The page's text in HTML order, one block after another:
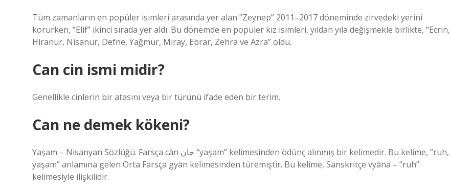
Tüm zamanların en popüler isimleri arasında yer alan “Zeynep” 2011–2017 döneminde zirvedeki yerini
korurken, “Elif” ikinci sırada yer aldı. Bu dönemde en popüler kız isimleri, yıldan yıla değişmekle birlikte, “Ecrin,
Hiranur, Nisanur, Defne, Yağmur, Miray, Ebrar, Zehra ve Azra” oldu.
Can cin ismi midir?
Genellikle cinlerin bir atasını veya bir türünü ifade eden bir terim.
Can ne demek kökeni?
Yaşam – Nisanyan Sözlüğü. Farsça cān جان “yaşam” kelimesinden ödünç alınmış bir kelimedir. Bu kelime, “ruh,
yaşam” anlamına gelen Orta Farsça gyān kelimesinden türemiştir. Bu kelime, Sanskritçe vyāna – “ruh”
kelimesiyle ilişkilidir.